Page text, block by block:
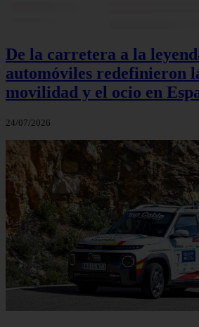
De la carretera a la
automóviles redefinieron
movilidad y el ocio en
24/07/2026